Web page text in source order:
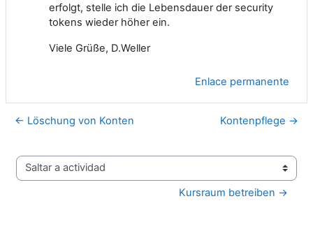
erfolgt, stelle ich die Lebensdauer der security
tokens wieder höher ein.
Viele Grüße, D.Weller
Enlace permanente
← Löschung von Konten Kontenpflege →
Saltar a actividad
Kursraum betreiben →